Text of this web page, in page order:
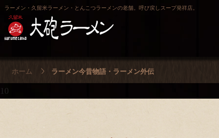
ラーメン・久留米ラーメン・とんこつラーメンの老舗。呼び戻しスープ発祥店。
ホーム ラーメン今昔物語・ラーメン外伝
10